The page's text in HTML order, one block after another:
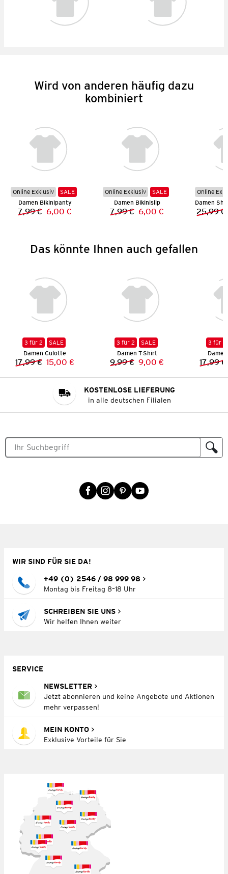
Wird von anderen häufig dazu
kombiniert
Online Exklusiv
SALE
Damen Bikinipanty
Vorheriger Preis:
7,99 € Neuer Preis:
6,00 €
Online Exklusiv
SALE
Damen Bikinislip
Vorheriger Preis:
7,99 € Neuer Preis:
6,00 €
Online
25,99 €
Das könnte Ihnen auch gefallen
3 für 2
SALE
Damen Culotte
Vorheriger Preis:
17,99 € Neuer Preis:
15,00 €
3 für 2
SALE
Damen T-Shirt
Vorheriger Preis:
9,99 € Neuer Preis:
9,00 €
3 für 2
17,99 €
KOSTENLOSE LIEFERUNG
in alle deutschen Filialen
WIR SIND FÜR SIE DA!
+49 (0) 2546 / 98 999 98
Montag bis Freitag 8–18 Uhr
SCHREIBEN SIE UNS
Wir helfen Ihnen weiter
SERVICE
NEWSLETTER
Jetzt abonnieren und keine Angebote und Aktionen
mehr verpassen!
MEIN KONTO
Exklusive Vorteile für Sie